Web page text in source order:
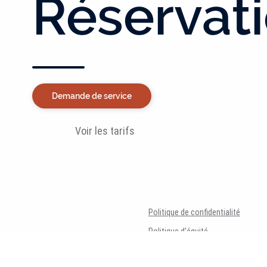
Voir les tarifs
Demande de service
Politique de confidentialité
Politique d'équité